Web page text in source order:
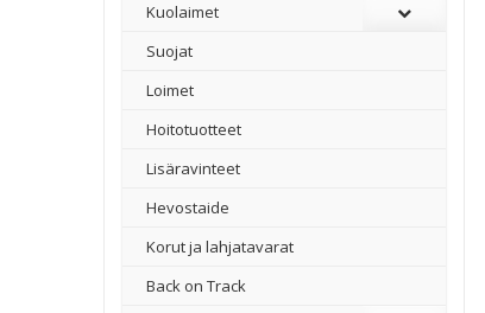
Kuolaimet
Suojat
Loimet
Hoitotuotteet
Lisäravinteet
Hevostaide
Korut ja lahjatavarat
Back on Track